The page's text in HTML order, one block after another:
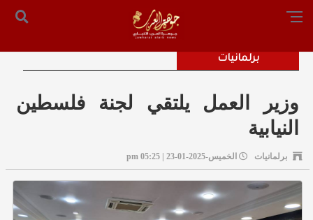
الرئيسية
التحرير: المستشار محمد صالح الملكاوي [ 00962795755033 ]
برلمانيات
وزير العمل يلتقي لجنة فلسطين
النيابية
برلمانيات الخميس-2025-01-23 | 05:25 pm